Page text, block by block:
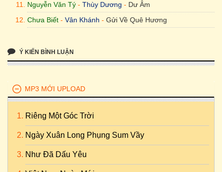
Nguyễn Văn Tý - Thùy Dương - Dư Âm
Chưa Biết - Vân Khánh - Gửi Về Quê Hương
Ý KIẾN BÌNH LUẬN
MP3 MỚI UPLOAD
Riêng Một Góc Trời
Ngày Xuân Long Phụng Sum Vầy
Như Đã Dấu Yêu